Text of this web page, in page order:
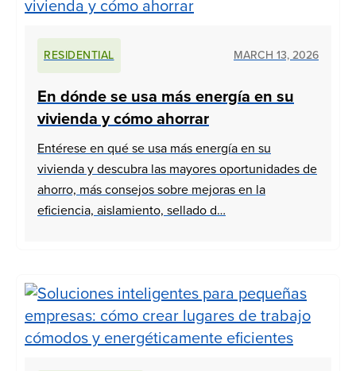
RESIDENTIAL MARCH 13, 2026
En dónde se usa más energía en su
vivienda y cómo ahorrar
Entérese en qué se usa más energía en su
vivienda y descubra las mayores oportunidades de
ahorro, más consejos sobre mejoras en la
eficiencia, aislamiento, sellado d…